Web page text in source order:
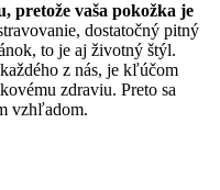
pretože vaša pokožka je
dostatočný pitný
to je aj životný štýl.
z nás, je kľúčom
zdraviu. Preto sa
vzhľadom.